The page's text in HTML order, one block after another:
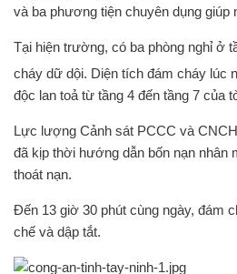
và ba phương tiện chuyên dụng
Tại hiện trường, có ba phòng nghỉ ở
cháy dữ dội. Diện tích đám cháy lúc
độc lan toả từ tầng 4 đến tầng 7 của
Lực lượng Cảnh sát PCCC và
đã kịp thời hướng dẫn bốn nạn nhân
thoát nạn.
Đến 13 giờ 30 phút cùng ngày, đám
chế và dập tắt.